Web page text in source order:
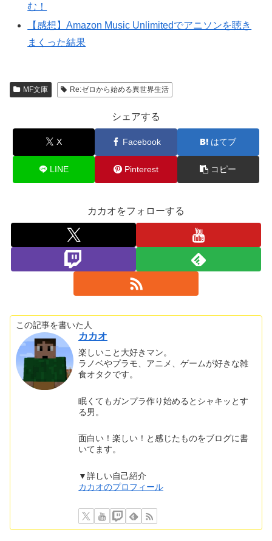
む！
【感想】Amazon Music Unlimitedでアニソンを聴き
まくった結果
MF文庫 Re:ゼロから始める異世界生活
シェアする
X Facebook はてブ
LINE Pinterest コピー
カカオをフォローする
この記事を書いた人
カカオ
楽しいこと大好きマン。
ラノベやプラモ、アニメ、ゲームが好きな雑
食オタクです。
眠くてもガンプラ作り始めるとシャキッとす
る男。
面白い！楽しい！と感じたものをブログに書
いてます。
▼詳しい自己紹介
カカオのプロフィール